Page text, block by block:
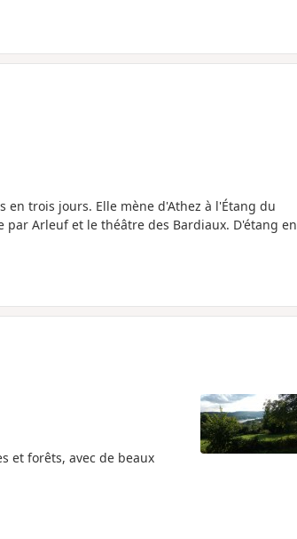
trois jours. Elle mène d'Athez à l'Étang du
par Arleuf et le théâtre des Bardiaux. D'étang en
et forêts, avec de beaux